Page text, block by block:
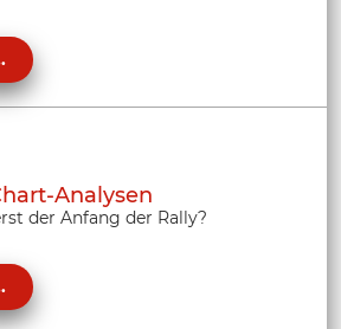
Analysen
der Anfang der Rally?